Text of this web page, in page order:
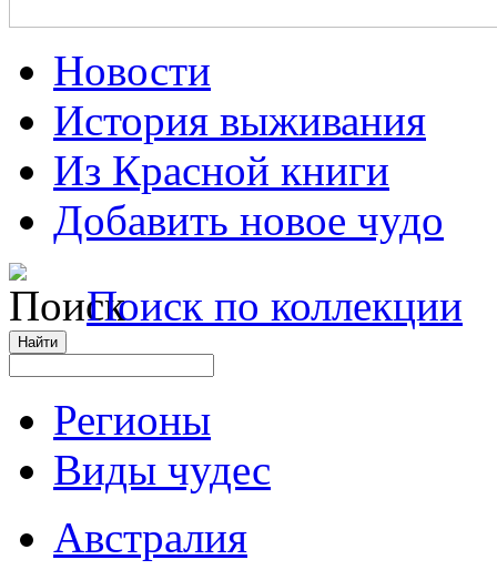
Новости
История выживания
Из Красной книги
Добавить новое чудо
Поиск по коллекции
Регионы
Виды чудес
Австралия